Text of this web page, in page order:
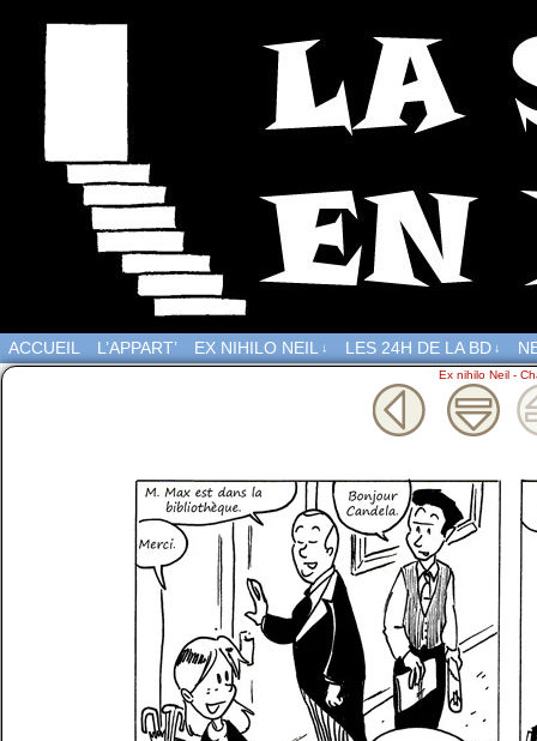
ACCUEIL L’APPART’ EX NIHILO NEIL ↓ LES 24H DE LA BD ↓
Ex nihilo Neil -